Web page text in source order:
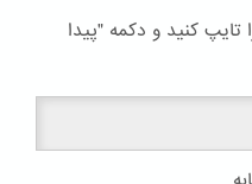
تایپ کنید و دکمه "پیدا